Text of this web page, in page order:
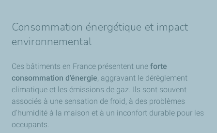
Consommation énergétique et impact
environnemental
Ces bâtiments en France présentent une forte
consommation d’énergie, aggravant le dérèglement
climatique et les émissions de gaz. Ils sont souvent
associés à une sensation de froid, à des problèmes
d’humidité à la maison et à un inconfort durable pour les
occupants.